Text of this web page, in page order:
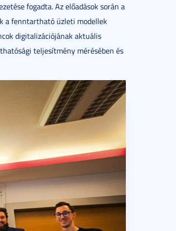
fogadta. Az előadások során a
a fenntartható üzleti modellek
digitalizációjának aktuális
teljesítmény mérésében és